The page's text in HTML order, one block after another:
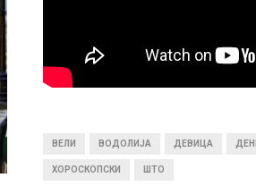
ВЕЛИ ВОДОЛИЈА ДЕВИЦА
ХОРОСКОПСКИ ШТО